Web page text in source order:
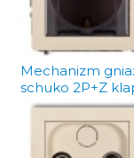
Mechanizm
schuko 2P+Z